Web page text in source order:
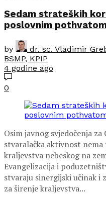
Sedam strateških
poslovnim
by
dr. sc. Vladimir
BSMP, KPIP
4 godine ago
0
Osim javnog svjedočenja
stvaralačka aktivnost
kraljevstva nebeskog na
Evangelizacija i
stvaraju sinergijski učinak i
za širenje kraljevstva...